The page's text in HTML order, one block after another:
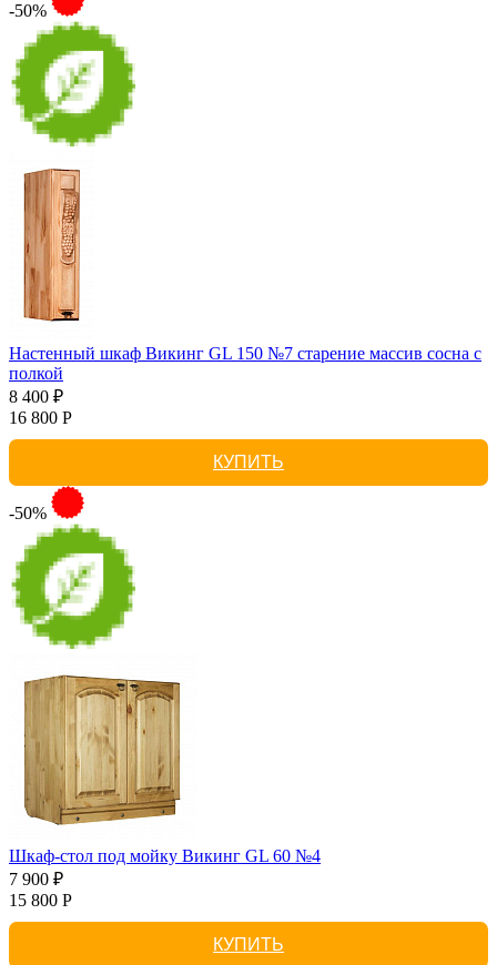
-50%
Настенный шкаф Викинг GL 150 №7 старение массив сосна с
полкой
8 400 ₽
16 800 Р
КУПИТЬ
-50%
Шкаф-стол под мойку Викинг GL 60 №4
7 900 ₽
15 800 Р
КУПИТЬ